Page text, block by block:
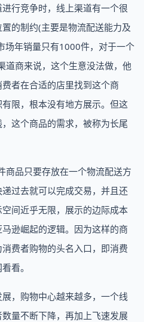
行竞争时，线上渠道有一个很
的制约(主要是物流配送能力及
场年销量只有1000件，对于一个
道商来说，这个生意没法做，他
者在合适的店里找到这个商
限，根本没有地方展示。但这
这个商品的需求，被称为长尾
商品只要存放在一个物流配送方
过去就可以完成交易，并且还
间近乎无限，展示的边际成本
逊崛起的逻辑。因为这样的商
费者购物的头名入口，即消费
看。
，购物中心越来越多，一个线
量不断下降，再加上飞速发展